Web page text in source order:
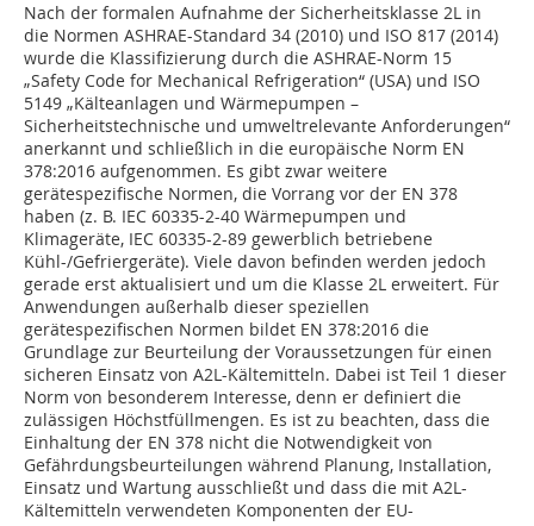
Nach der formalen Aufnahme der Sicherheitsklasse 2L in
die Normen ASHRAE-Standard 34 (2010) und ISO 817 (2014)
wurde die Klassifizierung durch die ASHRAE-Norm 15
„Safety Code for Mechanical Refrigeration“ (USA) und ISO
5149 „Kälteanlagen und Wärmepumpen –
Sicherheitstechnische und umweltrelevante Anforderungen“
anerkannt und schließlich in die europäische Norm EN
378:2016 aufgenommen. Es gibt zwar weitere
gerätespezifische Normen, die Vorrang vor der EN 378
haben (z. B. IEC 60335-2-40 Wärmepumpen und
Klimageräte, IEC 60335-2-89 gewerblich betriebene
Kühl-/Gefriergeräte). Viele davon befinden werden jedoch
gerade erst aktualisiert und um die Klasse 2L erweitert. Für
Anwendungen außerhalb dieser speziellen
gerätespezifischen Normen bildet EN 378:2016 die
Grundlage zur Beurteilung der Voraussetzungen für einen
sicheren Einsatz von A2L-Kältemitteln. Dabei ist Teil 1 dieser
Norm von besonderem Interesse, denn er definiert die
zulässigen Höchstfüllmengen. Es ist zu beachten, dass die
Einhaltung der EN 378 nicht die Notwendigkeit von
Gefährdungsbeurteilungen während Planung, Installation,
Einsatz und Wartung ausschließt und dass die mit A2L-
Kältemitteln verwendeten Komponenten der EU-